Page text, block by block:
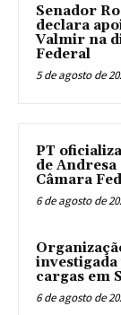
Senador
declara
Valmir na
Federal
5 de agosto de
PT
de
Câmara
6 de agosto de
cargas em
6 de agosto de